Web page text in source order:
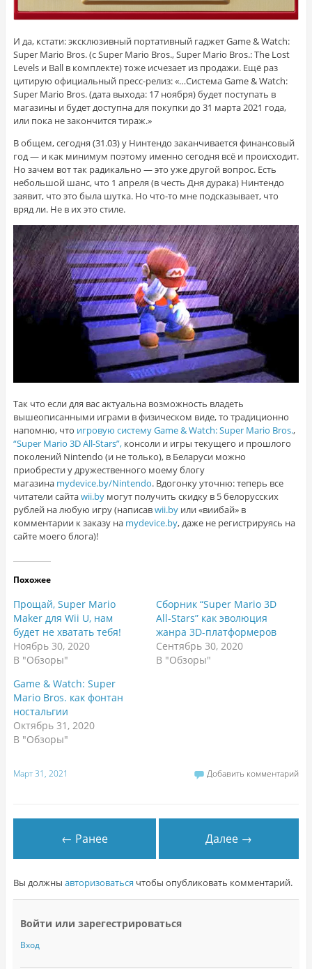
И да, кстати: эксклюзивный портативный гаджетGame & Watch:
Super Mario Bros. (с Super Mario Bros., Super Mario Bros.: The Lost
Levels и Ball в комплекте) тоже исчезает из продажи. Ещё раз
цитирую официальный пресс-релиз: «…Система Game & Watch:
Super Mario Bros. (дата выхода: 17 ноября) будет поступать в
магазины и будет доступна для покупки до 31 марта 2021 года,
или пока не закончится тираж.»
В общем, сегодня (31.03) у Нинтендо заканчивается финансовый
год — и как минимум поэтому именно сегодня всё и происходит.
Но зачем вот так радикально — это уже другой вопрос. Есть
небольшой шанс, что 1 апреля (в честь Дня дурака) Нинтендо
заявит, что это была шутка. Но что-то мне подсказывает, что
вряд ли. Не в их это стиле.
Так что если для вас актуальна возможность владеть
вышеописанными играми в физическом виде, то традиционно
напомню, что игровую систему Game & Watch: Super Mario Bros.,
“Super Mario 3D All-Stars”,консоли и игры текущего и прошлого
поколений Nintendo (и не только), в Беларуси можно
приобрести у дружественного моему блогу
магазина mydevice.by/Nintendo. Вдогонку уточню: теперь все
читатели сайтаwii.byмогут получить скидку в 5 белорусских
рублей на любую игру (написавwii.byили «виибай» в
комментарии к заказу на mydevice.by, даже не регистрируясь на
сайте моего блога)!
Похожее
Прощай, Super Mario
Maker для Wii U, нам
будет не хватать тебя!
Ноябрь 30, 2020
В "Обзоры"
Сборник “Super Mario 3D
All-Stars” как эволюция
жанра 3D-платформеров
Сентябрь 30, 2020
В "Обзоры"
Game & Watch: Super
Mario Bros. как фонтан
ностальгии
Октябрь 31, 2020
В "Обзоры"
Март 31, 2021 Добавить комментарий
← Ранее Далее →
Вы должны авторизоваться чтобы опубликовать комментарий.
Войти или зарегестрироваться
Вход